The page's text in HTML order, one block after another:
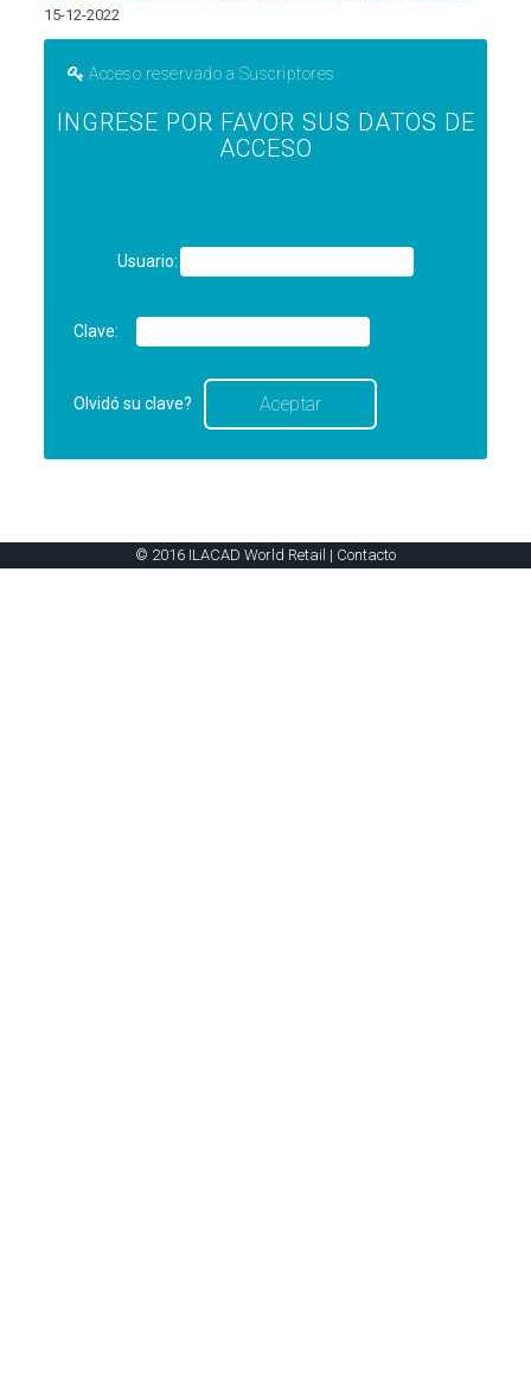
15-12-2022
Acceso reservado a Suscriptores
INGRESE POR FAVOR SUS DATOS DE
ACCESO
Usuario:
Clave:
Olvidó su clave?
© 2016 ILACAD World Retail | Contacto